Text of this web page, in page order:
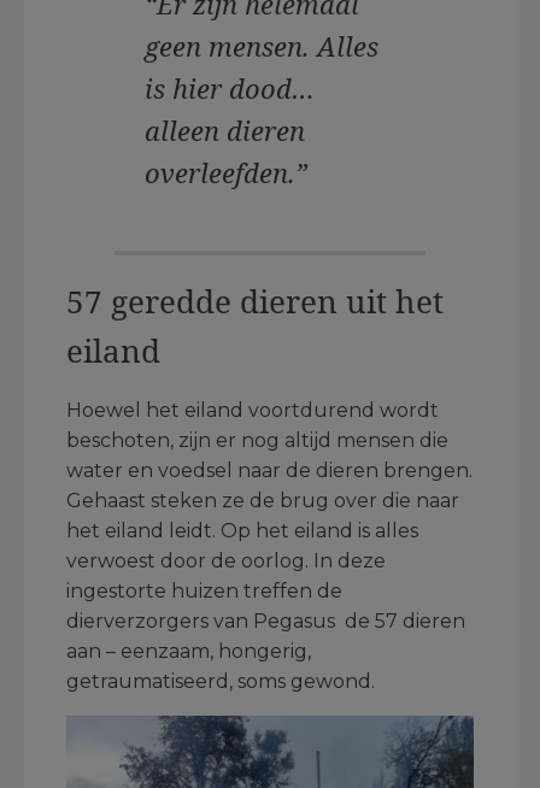
geen mensen. Alles
is hier dood…
alleen dieren
overleefden.”
57 geredde dieren uit het
eiland
Hoewel het eiland voortdurend wordt
beschoten, zijn er nog altijd mensen die
water en voedsel naar de dieren brengen.
Gehaast steken ze de brug over die naar
het eiland leidt. Op het eiland is alles
verwoest door de oorlog. In deze
ingestorte huizen treffen de
dierverzorgers van Pegasus de 57 dieren
aan – eenzaam, hongerig,
getraumatiseerd, soms gewond.